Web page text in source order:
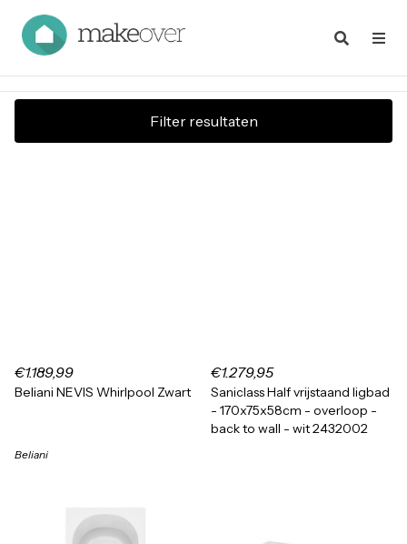
Filter resultaten
€1.189,99
Beliani NEVIS Whirlpool Zwart
Beliani
€1.279,95
Saniclass Half vrijstaand ligbad
- 170x75x58cm - overloop -
back to wall - wit 2432002